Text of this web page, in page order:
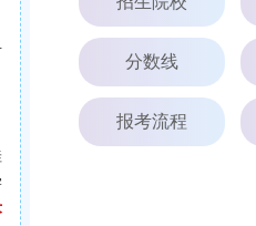
分数线
报考流程